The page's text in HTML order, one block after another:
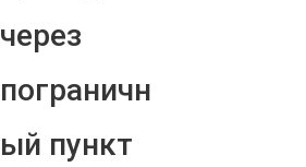
через
пограничн
ый пункт